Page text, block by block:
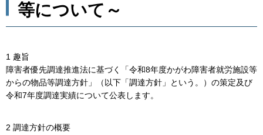
等について～
1 趣旨
障害者優先調達推進法に基づく「令和8年度かがわ障害者就労施設等
からの物品等調達方針」（以下「調達方針」という。）の策定及び
令和7年度調達実績について公表します。
2 調達方針の概要